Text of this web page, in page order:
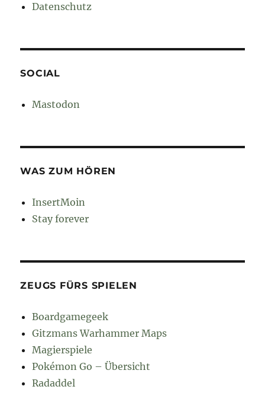
Datenschutz
SOCIAL
Mastodon
WAS ZUM HÖREN
InsertMoin
Stay forever
ZEUGS FÜRS SPIELEN
Boardgamegeek
Gitzmans Warhammer Maps
Magierspiele
Pokémon Go – Übersicht
Radaddel